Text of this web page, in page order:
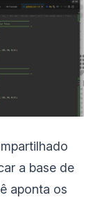
a base de
aponta os